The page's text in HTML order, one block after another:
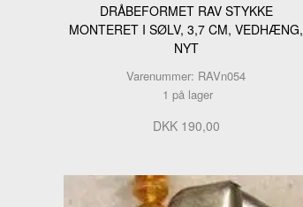
DRÅBEFORMET RAV STYKKE
MONTERET I SØLV, 3,7 CM, VEDHÆNG,
NYT
Varenummer: RAVn054
1 på lager
DKK 190,00